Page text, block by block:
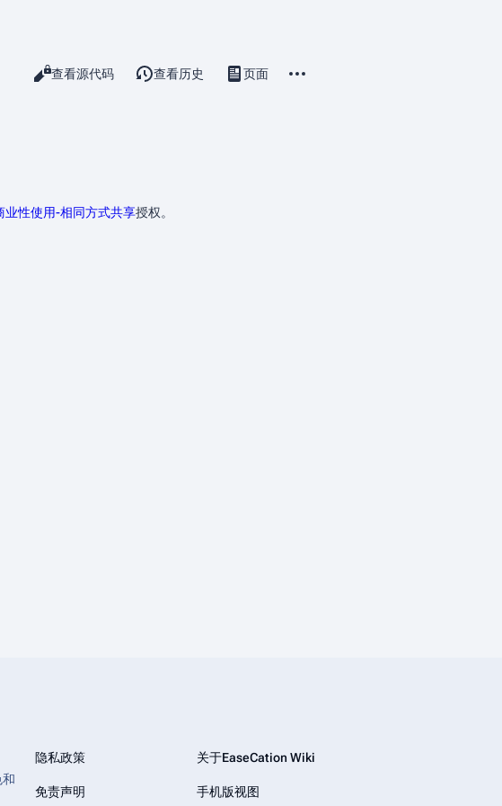
查看阅读
查看源代码 查看历史 associated-pages
页面
讨论
业性使用-相同方式共享授权。
隐私政策 关于EaseCation Wiki
免责声明 手机版视图